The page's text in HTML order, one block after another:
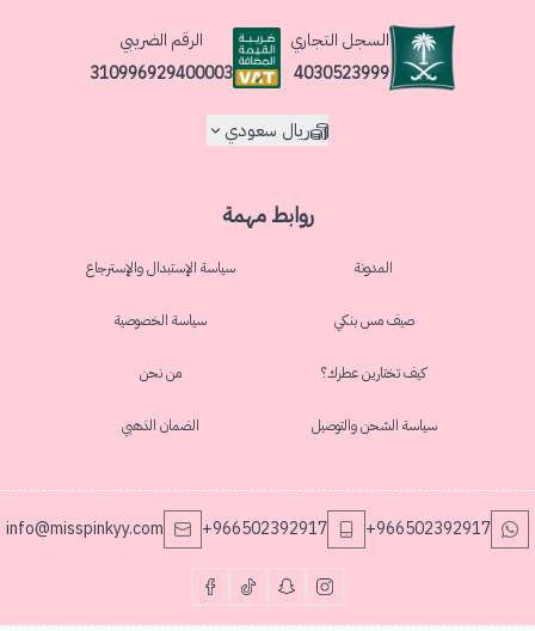
روابط مهمة
المدونة
صيف مس بنكي
كيف تختارين عطرك؟
سياسة الشحن والتوصيل
سياسة الإستبدال والإسترجاع
سياسة الخصوصية
من نحن
الضمان الذهبي
السجل التجاري
4030523999
الرقم الضريبي
310996929400003
ريال سعودي
+966502392917
+966502392917
info@misspinkyy.com